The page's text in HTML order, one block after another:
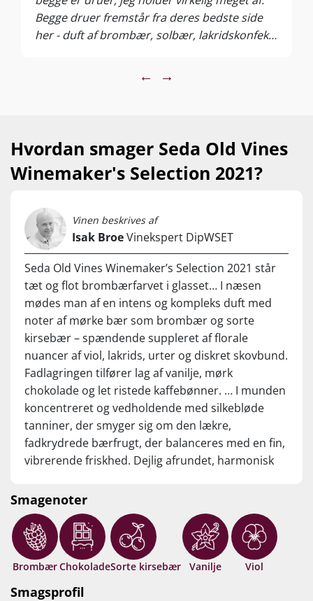
silk, with a rich, smooth texture that celebrates the fine
craftsmanship at the heart of Torre Oria.” – Bodegas Torre
Oria
simremad og modne oste. Server ved 16-18 °C.
Begge druer fremstår fra deres bedste side
her - duft af brombær, solbær, lakridskonfekt,
← →
Hvordan smager Seda Old Vines
Winemaker's Selection 2021?
Vinen beskrives af
Isak BroeVinekspert DipWSET
Seda Old Vines Winemaker’s Selection 2021 står
tæt og flot brombærfarvet i glasset… I næsen
mødes man af en intens og kompleks duft med
noter af mørke bær som brombær og sorte
kirsebær – spændende suppleret af florale
nuancer af viol, lakrids, urter og diskret skovbund.
Fadlagringen tilfører lag af vanilje, mørk
chokolade og let ristede kaffebønner. … I munden
koncentreret og vedholdende med silkebløde
tanniner, der smyger sig om den lækre,
fadkrydrede bærfrugt, der balanceres med en fin,
vibrerende friskhed. Dejlig afrundet, harmonisk
nu, eller gem 6-8 år fra høståret.
Smagenoter
BrombærChokoladeSorte kirsebær Vanilje Viol
Smagsprofil